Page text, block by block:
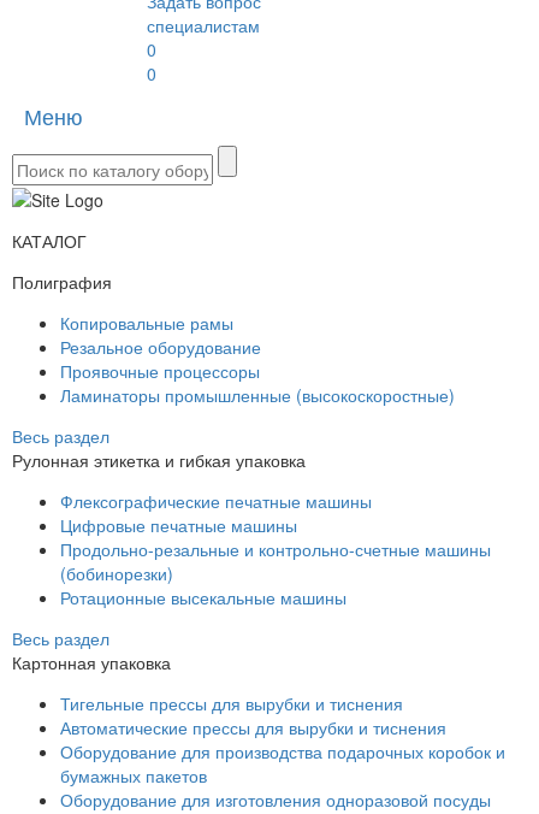
специалистам
0
0
Меню
КАТАЛОГ
Полиграфия
Копировальные рамы
Резальное оборудование
Проявочные процессоры
Ламинаторы промышленные (высокоскоростные)
Весь раздел
Рулонная этикетка и гибкая упаковка
Флексографические печатные машины
Цифровые печатные машины
Продольно-резальные и контрольно-счетные машины
(бобинорезки)
Ротационные высекальные машины
Весь раздел
Картонная упаковка
Тигельные прессы для вырубки и тиснения
Автоматические прессы для вырубки и тиснения
Оборудование для производства подарочных коробок и
бумажных пакетов
Оборудование для изготовления одноразовой посуды